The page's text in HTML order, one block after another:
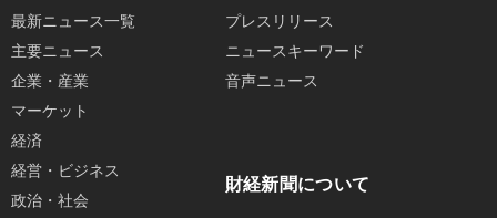
最新ニュース一覧
主要ニュース
企業・産業
マーケット
経済
経営・ビジネス
政治・社会
プレスリリース
ニュースキーワード
音声ニュース
財経新聞について